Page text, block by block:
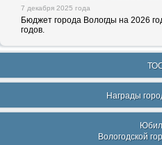
7 декабря 2025 года
Бюджет города Вологды на 2026
годов.
Награды
Вологодской